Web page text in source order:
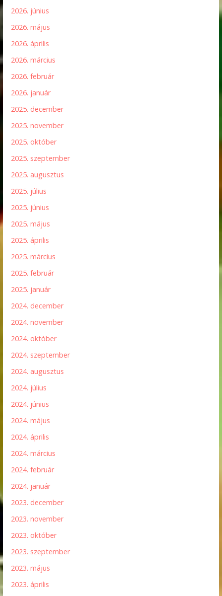
2026. június
2026. május
2026. április
2026. március
2026. február
2026. január
2025. december
2025. november
2025. október
2025. szeptember
2025. augusztus
2025. július
2025. június
2025. május
2025. április
2025. március
2025. február
2025. január
2024. december
2024. november
2024. október
2024. szeptember
2024. augusztus
2024. július
2024. június
2024. május
2024. április
2024. március
2024. február
2024. január
2023. december
2023. november
2023. október
2023. szeptember
2023. május
2023. április